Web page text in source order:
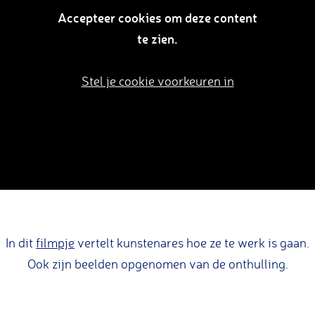
Accepteer cookies om deze content
te zien.
Stel je cookie voorkeuren in
In dit filmpje vertelt kunstenares hoe ze te werk is gaan.
Ook zijn beelden opgenomen van de onthulling.